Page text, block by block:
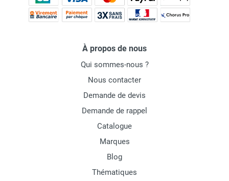
À propos de nous
Qui sommes-nous ?
Nous contacter
Demande de devis
Demande de rappel
Catalogue
Marques
Blog
Thématiques